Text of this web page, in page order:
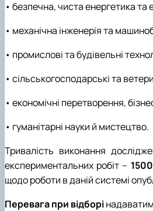
• безпечна, чиста енергетика та
• механічна інженерія та
• промислові та будівельні
• сільськогосподарські та
• економічні перетворення,
• гуманітарні науки й мистецтво.
Тривалість виконання
експериментальних робіт –
щодо роботи в даній системі
Перевага при відборі